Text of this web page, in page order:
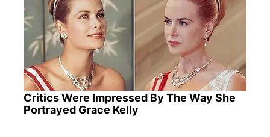
Critics Were Impressed By The Way She
Portrayed Grace Kelly